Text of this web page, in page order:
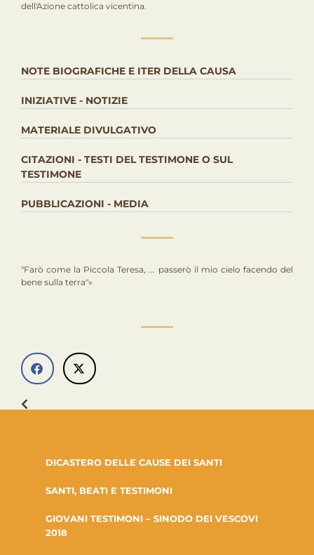
dell'Azione cattolica vicentina.
NOTE BIOGRAFICHE E ITER DELLA CAUSA
INIZIATIVE - NOTIZIE
MATERIALE DIVULGATIVO
CITAZIONI - TESTI DEL TESTIMONE O SUL
TESTIMONE
PUBBLICAZIONI - MEDIA
"Farò come la Piccola Teresa, ... passerò il mio cielo facendo del
bene sulla terra"»
DICASTERO DELLE CAUSE DEI SANTI
SANTI, BEATI E TESTIMONI
GIOVANI TESTIMONI – SINODO DEI VESCOVI
2018